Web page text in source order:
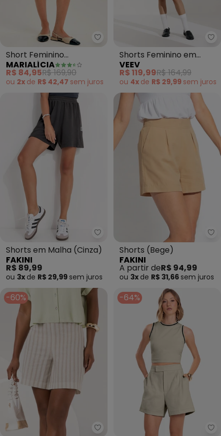
Marialícia - Short Feminino
Short Feminino
Alfaiataria Creponado
(Bege)
MARIALÍCIA
R$ 84,95R$ 169,90
ou 2x de R$ 42,47 sem juros
Shorts Feminino em
Malha Neomotion (Bege)
VEEV
R$ 119,99R$ 164,99
ou 4x de R$ 29,99 sem juros
Fakini - Shorts em Malha
Shorts em Malha (Cinza)
FAKINI
R$ 89,99
ou 3x de R$ 29,99 sem juros
Shorts (Bege)
FAKINI
A partir deR$ 94,99
ou 3x de R$ 31,66 sem juros
-60%
Lunender - Shorts Listrado
-64%